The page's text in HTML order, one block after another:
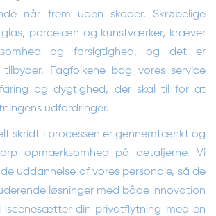
når frem uden skader. Skrøbelige
glas, porcelæn og kunstværker, kræver
og forsigtighed, og det er
Fagfolkene bag vores service
og dygtighed, der skal til for at
udfordringer.
skridt i processen er gennemtænkt og
opmærksomhed på detaljerne. Vi
uddannelse af vores personale, så de
løsninger med både innovation
din privatflytning med en